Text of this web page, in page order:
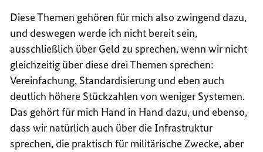
Diese Themen gehören für mich also zwingend dazu,
und deswegen werde ich nicht bereit sein,
ausschließlich über Geld zu sprechen, wenn wir nicht
gleichzeitig über diese drei Themen sprechen:
Vereinfachung, Standardisierung und eben auch
deutlich höhere Stückzahlen von weniger Systemen.
Das gehört für mich Hand in Hand dazu, und ebenso,
dass wir natürlich auch über die Infrastruktur
sprechen, die praktisch für militärische Zwecke, aber